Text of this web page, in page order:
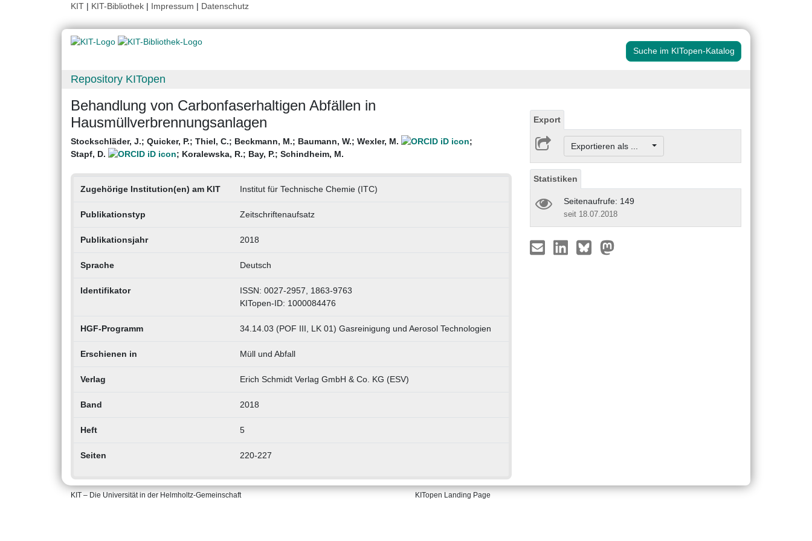
KIT | KIT-Bibliothek | Impressum | Datenschutz
Suche im KITopen-Katalog
Repository KITopen
Behandlung von Carbonfaserhaltigen Abfällen in
Hausmüllverbrennungsanlagen
Stockschläder, J.; Quicker, P.; Thiel, C.; Beckmann, M.; Baumann, W.; Wexler, M.
;
Stapf, D.
; Koralewska, R.; Bay, P.; Schindheim, M.
Zugehörige Institution(en) am KIT Institut für Technische Chemie (ITC)
Publikationstyp Zeitschriftenaufsatz
Publikationsjahr 2018
Sprache Deutsch
Identifikator
ISSN: 0027-2957, 1863-9763
KITopen-ID: 1000084476
HGF-Programm 34.14.03 (POF III, LK 01) Gasreinigung und Aerosol Technologien
Erschienen in Müll und Abfall
Verlag Erich Schmidt Verlag GmbH & Co. KG (ESV)
Band 2018
Heft 5
Seiten 220-227
Export
Exportieren als ...
Statistiken
Seitenaufrufe: 149
seit 18.07.2018
KIT – Die Universität in der Helmholtz-Gemeinschaft KITopen Landing Page